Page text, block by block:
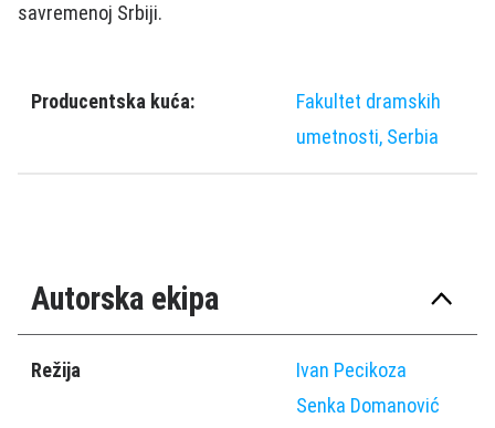
savremenoj Srbiji.
Producentska kuća:
Fakultet dramskih
umetnosti, Serbia
Autorska ekipa
Režija
Ivan Pecikoza
Senka Domanović